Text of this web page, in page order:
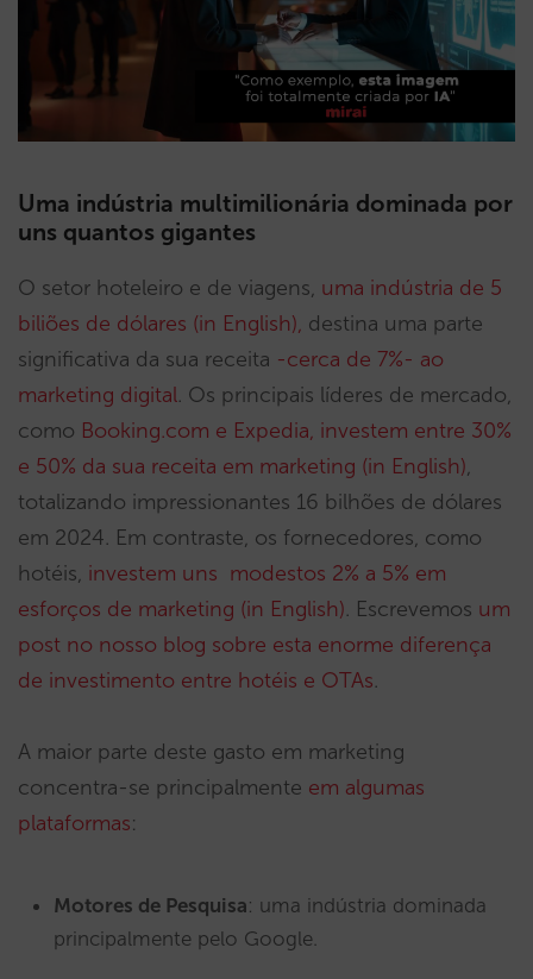
Uma indústria multimilionária dominada por
uns quantos gigantes
O setor hoteleiro e de viagens, uma indústria de 5
biliões de dólares (in English), destina uma parte
significativa da sua receita -cerca de 7%- ao
marketing digital. Os principais líderes de mercado,
como Booking.com e Expedia, investem entre 30%
e 50% da sua receita em marketing (in English),
totalizando impressionantes 16 bilhões de dólares
em 2024. Em contraste, os fornecedores, como
hotéis, investem uns modestos 2% a 5% em
esforços de marketing (in English). Escrevemos um
post no nosso blog sobre esta enorme diferença
de investimento entre hotéis e OTAs.
A maior parte deste gasto em marketing
concentra-se principalmente em algumas
plataformas:
Motores de Pesquisa: uma indústria dominada
principalmente pelo Google.